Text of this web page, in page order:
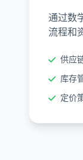
通过数
流程和
供应
库存
定价